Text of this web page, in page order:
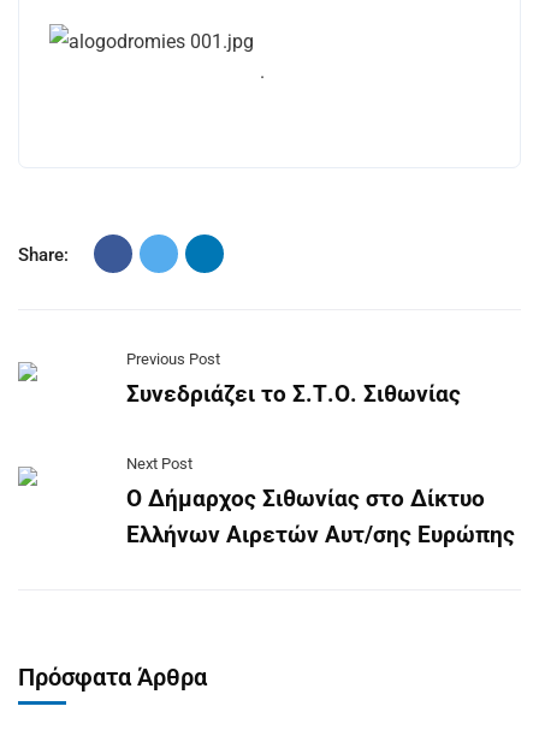
.
Share:
Previous Post
Συνεδριάζει το Σ.Τ.Ο. Σιθωνίας
Next Post
Ο Δήμαρχος Σιθωνίας στο Δίκτυο
Ελλήνων Αιρετών Αυτ/σης Ευρώπης
Πρόσφατα Άρθρα